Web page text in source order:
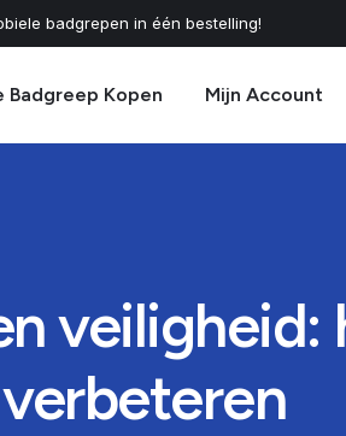
badgrepen in één bestelling!
Badgreep Kopen Mijn Account